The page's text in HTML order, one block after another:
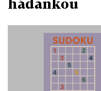
hádankou